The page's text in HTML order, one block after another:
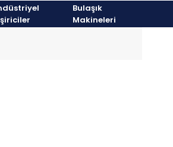
Bulaşık
Makineleri